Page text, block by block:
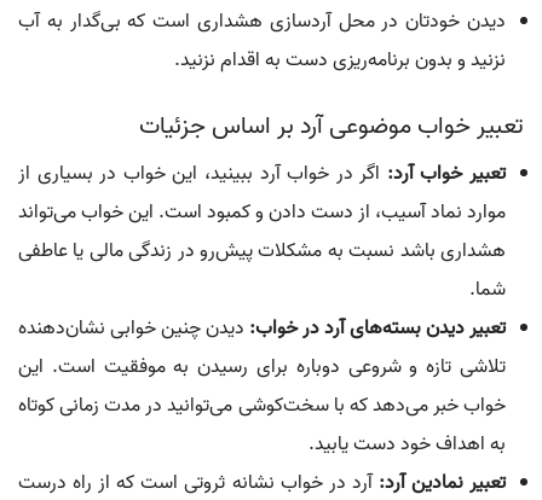
دیدن خودتان در محل آردسازی هشداری است که بی‌گدار به آب
نزنید و بدون برنامه‌ریزی دست به اقدام نزنید.
تعبیر خواب موضوعی آرد بر اساس جزئیات
تعبیر خواب آرد: اگر در خواب آرد ببینید، این خواب در بسیاری از
موارد نماد آسیب، از دست دادن و کمبود است. این خواب می‌تواند
هشداری باشد نسبت به مشکلات پیش‌رو در زندگی مالی یا عاطفی
شما.
تعبیر دیدن بسته‌های آرد در خواب: دیدن چنین خوابی نشان‌دهنده
تلاشی تازه و شروعی دوباره برای رسیدن به موفقیت است. این
خواب خبر می‌دهد که با سخت‌کوشی می‌توانید در مدت زمانی کوتاه
به اهداف خود دست یابید.
تعبیر نمادین آرد:آرد در خواب نشانه ثروتی است که از راه درست